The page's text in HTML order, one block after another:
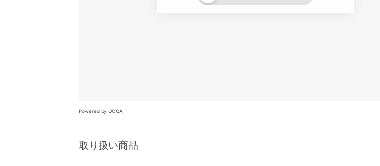
Powered by GOGA
取り扱い商品